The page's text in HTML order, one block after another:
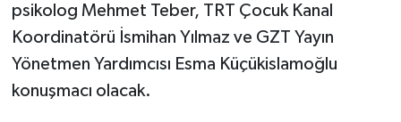
psikolog Mehmet Teber, TRT Çocuk Kanal
Koordinatörü İsmihan Yılmaz ve GZT Yayın
Yönetmen Yardımcısı Esma Küçükislamoğlu
konuşmacı olacak.